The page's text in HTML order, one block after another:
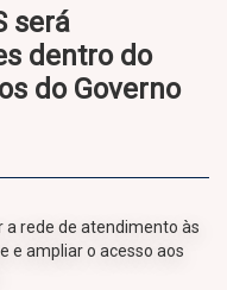
será
dentro do
do Governo
rede de atendimento às
e ampliar o acesso aos